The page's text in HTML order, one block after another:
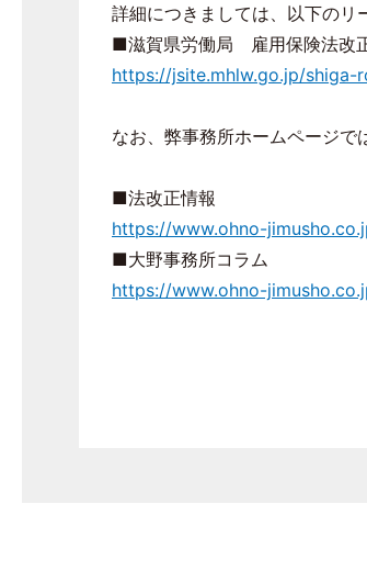
詳細につきましては、以下のリ
■滋賀県労働局 雇用保険法改
https://jsite.mhlw.go.jp/
なお、弊事務所ホームページで
■法改正情報
https://www.ohno-
■大野事務所コラム
https://www.ohno-